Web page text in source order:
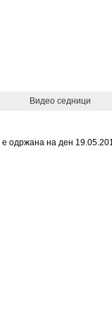
Видео седници
е одржана на ден